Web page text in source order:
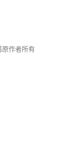
原作者所有